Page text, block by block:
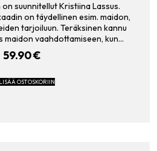
suunnitellut Kristiina Lassus.
on täydellinen esim. maidon,
tarjoiluun. Teräksinen kannu
maidon vaahdottamiseen, kun…
59.90€
LISÄÄ OSTOSKORIIN